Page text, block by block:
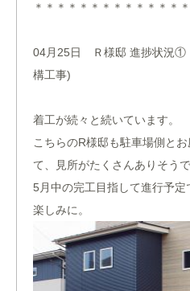
＊＊＊＊＊＊＊＊＊＊＊＊＊
04月25日 Ｒ様邸 進捗状況①
構工事)
着工が続々と続いています。
こちらのR様邸も駐車場側と
て、見所がたくさんありそうで
5月中の完工目指して進行予
楽しみに。